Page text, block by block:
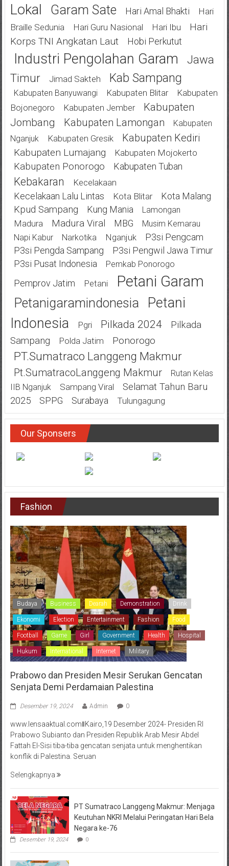
Lokal Garam Sate Hari Amal Bhakti
Hari
Braille Sedunia
Hari Guru Nasional Hari Ibu
Hari
Korps TNI Angkatan Laut
Hobi Perkutut
Industri Pengolahan Garam
Jawa
Timur
Jimad Sakteh Kab Sampang
Kabupaten Banyuwangi Kabupaten Blitar
Kabupaten
Bojonegoro
Kabupaten Jember
Kabupaten
Jombang
Kabupaten Lamongan
Kabupaten
Nganjuk
Kabupaten Gresik Kabupaten Kediri
Kabupaten Lumajang Kabupaten Mojokerto
Kabupaten Ponorogo Kabupaten Tuban
Kebakaran Kecelakaan
Kecelakaan Lalu Lintas Kota Blitar Kota Malang
Kpud Sampang Kung Mania Lamongan
Madura Madura Viral MBG
Musim Kemarau
Napi Kabur
Narkotika Nganjuk
P3si Pengcam
P3si Pengda Sampang
P3si Pengwil Jawa Timur
P3si Pusat Indonesia
Pemkab Ponorogo
Pemprov Jatim Petani Petani Garam
Petanigaramindonesia
Petani
Indonesia
Pgri Pilkada 2024
Pilkada
Sampang
Polda Jatim Ponorogo
PT.Sumatraco Langgeng Makmur
Pt.SumatracoLanggeng Makmur
Rutan Kelas
IIB Nganjuk
Sampang Viral
Selamat Tahun Baru
2025
SPPG Surabaya Tulungagung
Our Sponsers
Fashion
Budaya Business Dearah Demonstration Drink
Ekonomi Election Entertainment Fashion Food
Football Game Girl Government Health Hospital
Hukum International Internet Military
Prabowo dan Presiden Mesir Serukan Gencatan
Senjata Demi Perdamaian Palestina
Desember 19, 2024 Admin 0
www.lensaaktual.comǁKairo,19 Desember 2024- Presiden RI
Prabowo Subianto dan Presiden Republik Arab Mesir Abdel
Fattah El-Sisi tiba-tiba gencatan senjata untuk menghentikan
konflik di Palestina. Seruan
Selengkapnya
PT Sumatraco Langgeng Makmur: Menjaga
Keutuhan NKRI Melalui Peringatan Hari Bela
Negara ke-76
Desember 19, 2024 0